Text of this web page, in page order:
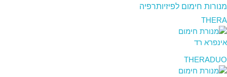
מנורות חימום לפיזיותרפיה
THERA
THERADUO